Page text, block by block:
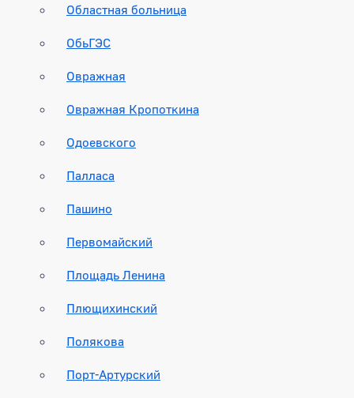
Областная больница
ОбьГЭС
Овражная
Овражная Кропоткина
Одоевского
Палласа
Пашино
Первомайский
Площадь Ленина
Плющихинский
Полякова
Порт-Артурский